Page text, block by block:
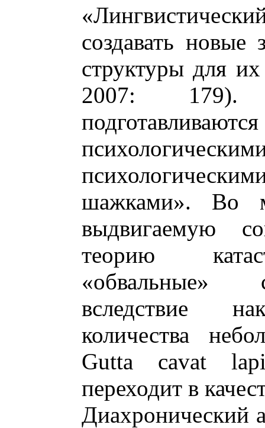
создавать
структуры для
2007: 179).
шажками». Во
выдвигаемую
теорию
«обвальные»
вследствие
количества
Gutta cavat
переходит в
Диахронический